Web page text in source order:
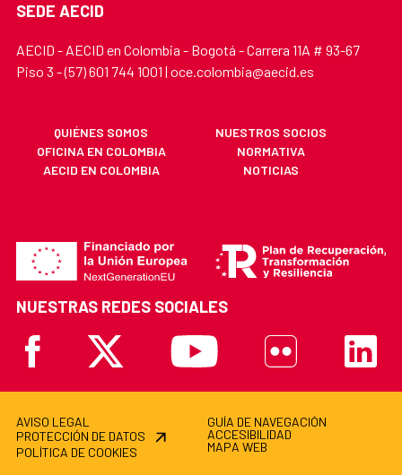
SEDE AECID
AECID - AECID en Colombia - Bogotá - Carrera 11A # 93-67
Piso 3 - (57) 601 744 1001 | oce.colombia@aecid.es
QUIÉNES SOMOS
NUESTROS SOCIOS
OFICINA EN COLOMBIA
NORMATIVA
AECID EN COLOMBIA
NOTICIAS
NUESTRAS REDES SOCIALES
Facebook X Youtube Flickr Linkedin
AVISO LEGAL
PROTECCIÓN DE DATOS
POLÍTICA DE COOKIES
GUÍA DE NAVEGACIÓN
ACCESIBILIDAD
MAPA WEB